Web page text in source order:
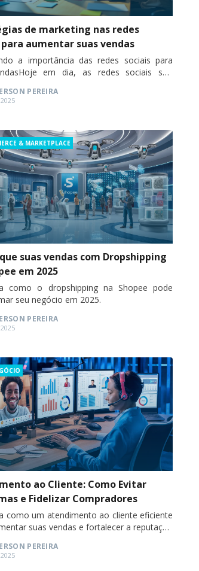
de marketing nas redes
aumentar suas vendas
a importância das redes sociais para
em dia, as redes sociais são
que você se conecte com seus…
PEREIRA
& MARKETPLACE
suas vendas com Dropshipping
em 2025
como o dropshipping na Shopee pode
seu negócio em 2025.
PEREIRA
ao Cliente: Como Evitar
e Fidelizar Compradores
como um atendimento ao cliente eficiente
suas vendas e fortalecer a reputação
PEREIRA